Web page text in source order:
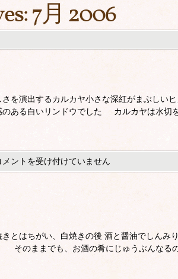
7月 2006
を演出するカルカヤ小さな深紅がまぶしい
のある白いリンドウでした カルカヤは水切
メントを受け付けていません
とはちがい、白焼きの後 酒と醤油でしんみ
そのままでも、お酒の肴にじゅうぶんなる